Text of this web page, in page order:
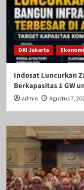
DKI Jakarta Ekonomi
Indosat Luncurkan
Berkapasitas 1 GW
admin Agustus 7,